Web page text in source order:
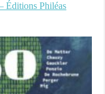
Éditions Philéas